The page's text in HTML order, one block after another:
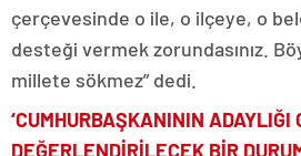
çerçevesinde o ile, o ilçeye, o
desteği vermek zorundasınız.
millete sökmez” dedi.
‘CUMHURBAŞKANININ ADAYLIĞI
DEĞERLENDİRİLECEK BİR